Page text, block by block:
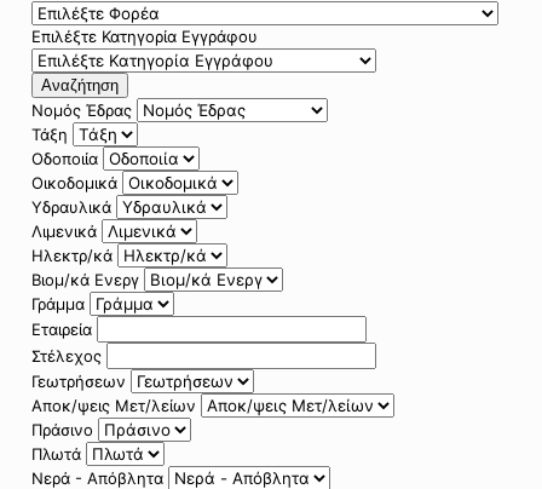
Επιλέξτε Κατηγορία Εγγράφου
Αναζήτηση
Νομός Έδρας
Τάξη
Οδοποιία
Οικοδομικά
Υδραυλικά
Λιμενικά
Ηλεκτρ/κά
Βιομ/κά Ενεργ
Γράμμα
Εταιρεία
Στέλεχος
Γεωτρήσεων
Αποκ/ψεις Μετ/λείων
Πράσινο
Πλωτά
Νερά - Απόβλητα